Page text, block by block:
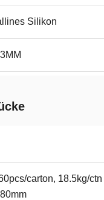
Silikon
carton, 18.5kg/